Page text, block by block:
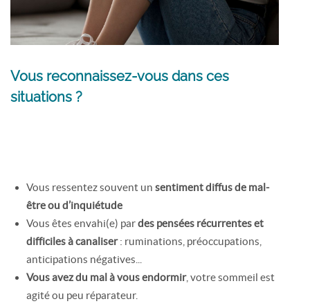
Vous reconnaissez-vous dans ces
situations ?
Vous ressentez souvent un sentiment diffus de mal-
être ou d’inquiétude
Vous êtes envahi(e) pardes pensées récurrentes et
difficiles à canaliser: ruminations, préoccupations,
anticipations négatives...
Vous avez du mal à vous endormir, votre sommeil est
agité ou peu réparateur.